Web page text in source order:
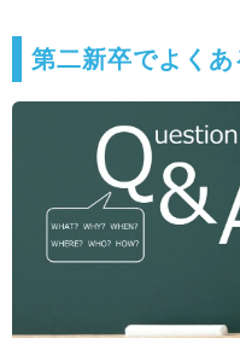
第二新卒でよくあ